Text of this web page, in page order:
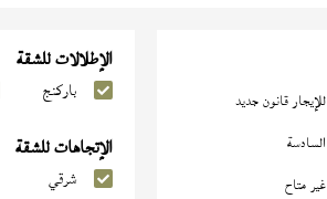
للإيجار قانون جديد
السادسة
غير متاح
الإطلالات للشقة
باركنج
الإتجاهات للشقة
شرقي